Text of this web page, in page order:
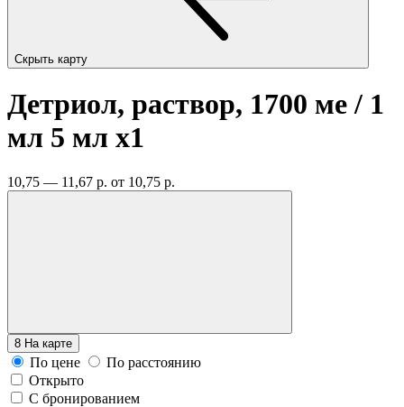
Скрыть карту
Детриол, раствор, 1700 ме / 1
мл 5 мл x1
10,75 — 11,67 р. от 10,75 р.
8 На карте
По цене
По расстоянию
Открыто
С бронированием